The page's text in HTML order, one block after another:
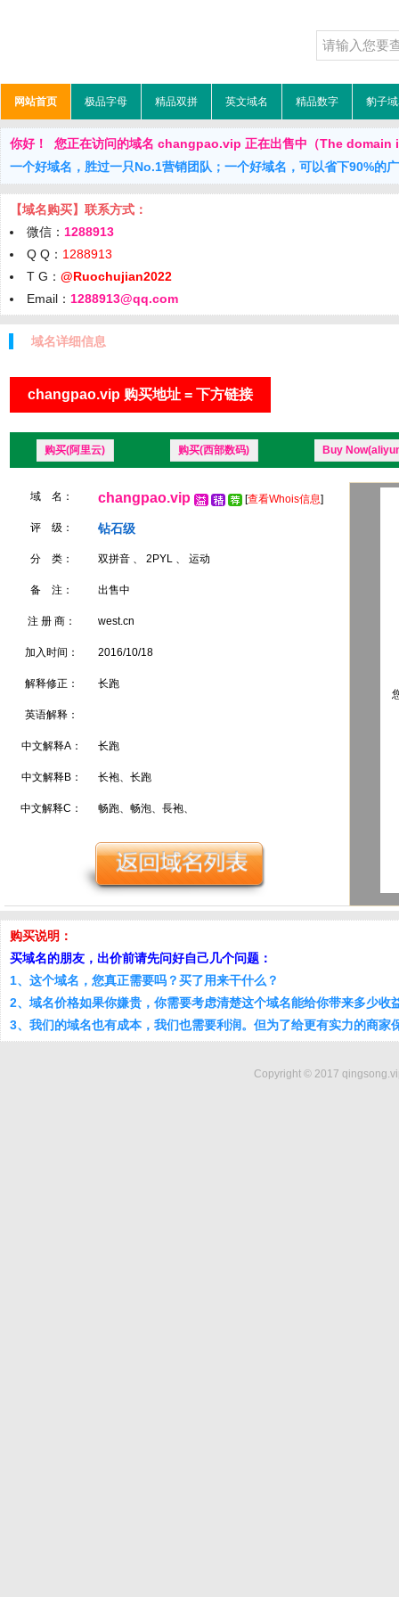
网站首页 极品字母 精品双拼 英文域名 精品数字 豹子
你好！ 您正在访问的域名 changpao.vip 正在出售中（The domain
一个好域名，胜过一只No.1营销团队；一个好域名，可以省下90%的
【域名购买】联系方式：
微信： 1288913
Q Q： 1288913
T G： @Ruochujian2022
Email： 1288913@qq.com
域名详细信息
changpao.vip 购买地址 = 下方链接
购买(阿里云) 购买(西部数码) Buy
域 名： changpao.vip [查看Whois信息]
评 级： 钻石级
分 类： 双拼音 、 2PYL 、 运动
备 注： 出售中
注 册 商： west.cn
加入时间： 2016/10/18
解释修正： 长跑
英语解释：
中文解释A： 长跑
中文解释B： 长袍、长跑
中文解释C： 畅跑、畅泡、長袍、
购买说明：
买域名的朋友，出价前请先问好自己几个问题：
1、这个域名，您真正需要吗？买了用来干什么？
2、域名价格如果你嫌贵，你需要考虑清楚这个域名能给你带来多少收
3、我们的域名也有成本，我们也需要利润。但为了给更有实力的商家
Copyright © 2017